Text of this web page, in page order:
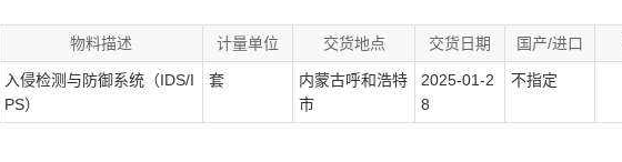
物料描述 计量单位 交货地点 交货日期 国产/进口
入侵检测与防御系统（IDS/I
PS）
套
内蒙古呼和浩特
市
2025-01-2
8
不指定